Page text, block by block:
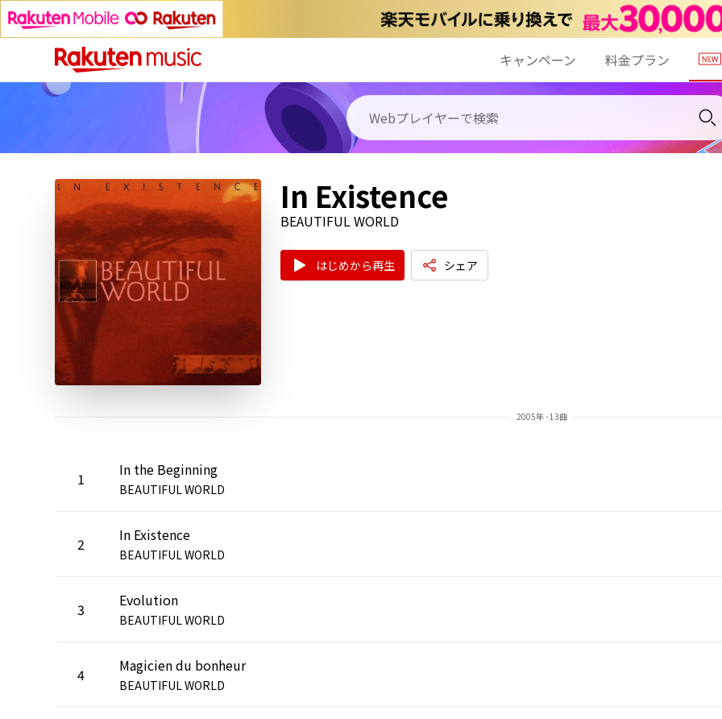
キャンペーン 料金プラン
In Existence
BEAUTIFUL WORLD
はじめから再生 シェア
2005年 - 13曲
1 In the Beginning
BEAUTIFUL WORLD
2 In Existence
BEAUTIFUL WORLD
3 Evolution
BEAUTIFUL WORLD
4 Magicien du bonheur
BEAUTIFUL WORLD